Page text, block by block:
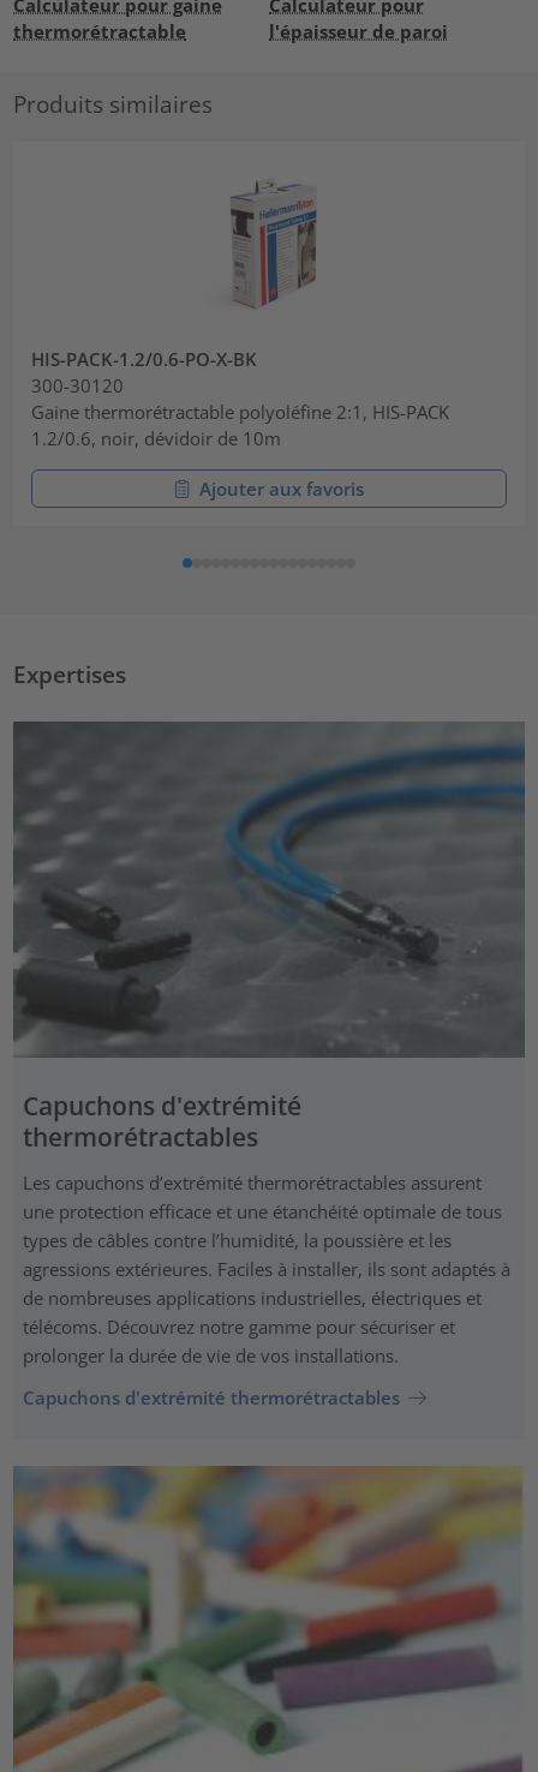
Calculateur pour gaine
thermorétractable
Calculateur pour
l'épaisseur de paroi
Produits similaires
HIS-PACK-1.2/0.6-PO-X-BK
300-30120
Gaine thermorétractable polyoléfine 2:1, HIS-PACK
1.2/0.6, noir, dévidoir de 10m
Ajouter aux favoris
Expertises
Capuchons d'extrémité
thermorétractables
Les capuchons d’extrémité thermorétractables assurent
une protection efficace et une étanchéité optimale de tous
types de câbles contre l’humidité, la poussière et les
agressions extérieures. Faciles à installer, ils sont adaptés à
de nombreuses applications industrielles, électriques et
télécoms. Découvrez notre gamme pour sécuriser et
prolonger la durée de vie de vos installations.
Capuchons d'extrémité thermorétractables